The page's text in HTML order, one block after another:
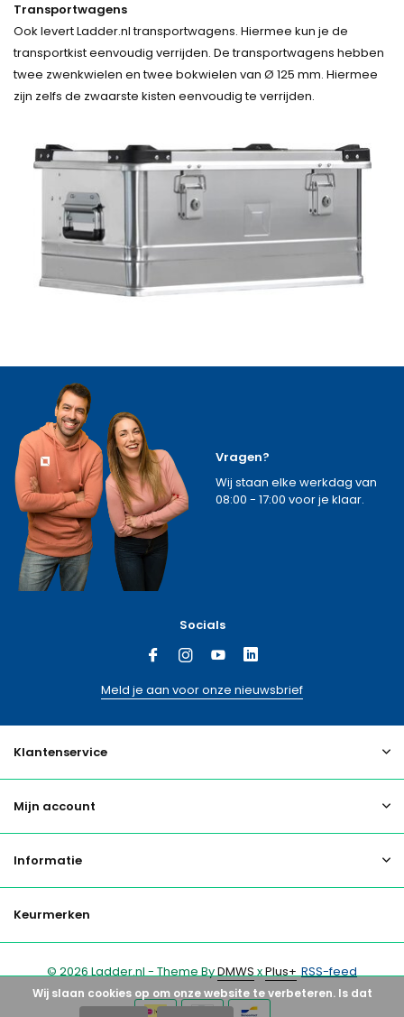
Transportwagens
Ook levert Ladder.nl transportwagens. Hiermee kun je de
transportkist eenvoudig verrijden. De transportwagens hebben
twee zwenkwielen en twee bokwielen van Ø 125 mm. Hiermee
zijn zelfs de zwaarste kisten eenvoudig te verrijden.
Vragen?
Wij staan elke werkdag van
08:00 - 17:00 voor je klaar.
Socials
Meld je aan voor onze nieuwsbrief
Klantenservice
Mijn account
Informatie
Keurmerken
© 2026 Ladder.nl - Theme ByDMWSxPlus+ RSS-feed
Wij slaan cookies op om onze website te verbeteren. Is dat